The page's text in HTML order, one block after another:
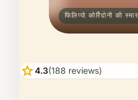
फिलिप्पो कोर्रिदोनी की
star4.3(188 reviews)